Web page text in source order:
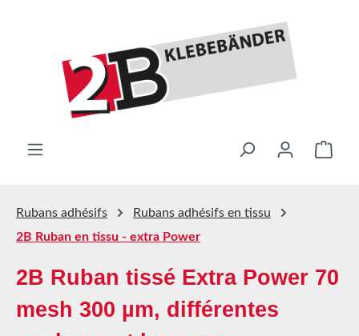
Le
Rubans adhésifs
Rubans adhésifs en tissu
2B Ruban en tissu - extra Power
2B Ruban tissé Extra Power 70
mesh 300 µm, différentes